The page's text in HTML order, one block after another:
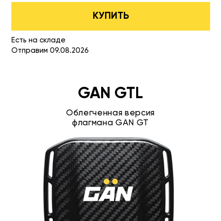
КУПИТЬ
Есть на складе
Отправим 09.08.2026
GAN GTL
Облегченная версия
флагмана GAN GT